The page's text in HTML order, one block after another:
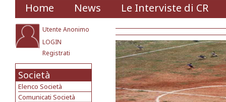
Home News Le Interviste di CR
Utente Anonimo
LOGIN
Registrati
Società
Elenco Società
Comunicati Società